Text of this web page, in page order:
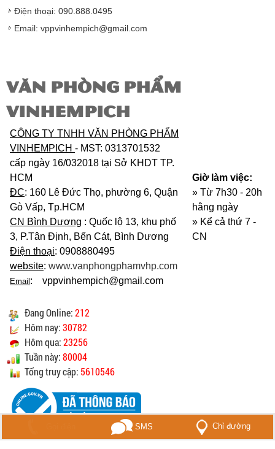
nhà nhập khẩu nếu sản phẩm bị lỗi hoặc hỏng hóc
Điện thoại: 090.888.0495
Email: vppvinhempich@gmail.com
VĂN PHÒNG PHẨM
VINHEMPICH
CÔNG TY TNHH VĂN PHÒNG PHẨM
VINHEMPICH - MST: 0313701532
cấp ngày 16/032018 tại Sở KHDT TP.
HCM
ĐC: 160 Lê Đức Thọ, phường 6, Quận
Gò Vấp, Tp.HCM
CN Bình Dương : Quốc lộ 13, khu phố
3, P.Tân Định, Bến Cát, Bình Dương
Điện thoại: 0908880495
website: www.vanphongphamvhp.com
Email: vppvinhempich@gmail.com
Giờ làm việc:
» Từ 7h30 - 20h
hằng ngày
» Kể cả thứ 7 -
CN
Đang Online:212
Hôm nay:30782
Hôm qua:23256
Tuần này:80004
Tổng truy cập: 5610546
SMS Chỉ đường